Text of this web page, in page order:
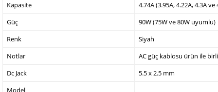
Kapasite
4.74A (3.95A, 4.22A, 4.3A
Güç
90W (75W ve 80W uyumlu)
Renk
Siyah
Notlar
AC güç kablosu ürün ile
Dc Jack
5.5 x 2.5 mm
Model